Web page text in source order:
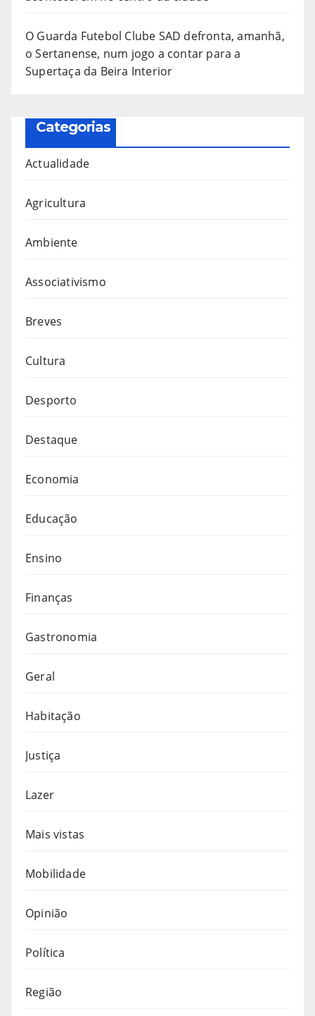
O Guarda Futebol Clube SAD defronta, amanhã,
o Sertanense, num jogo a contar para a
Supertaça da Beira Interior
Categorias
Actualidade
Agricultura
Ambiente
Associativismo
Breves
Cultura
Desporto
Destaque
Economia
Educação
Ensino
Finanças
Gastronomia
Geral
Habitação
Justiça
Lazer
Mais vistas
Mobilidade
Opinião
Política
Região